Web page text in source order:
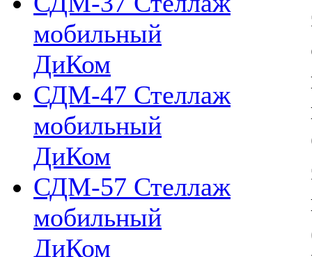
мобильный
ДиКом
СДМ-47 Стеллаж
мобильный
ДиКом
СДМ-57 Стеллаж
мобильный
ДиКом